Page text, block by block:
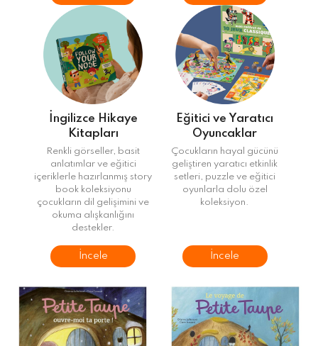
İngilizce Hikaye
Kitapları
Renkli görseller, basit
anlatımlar ve eğitici
içeriklerle hazırlanmış story
book koleksiyonu
çocukların dil gelişimini ve
okuma alışkanlığını
destekler.
İncele
Eğitici ve Yaratıcı
Oyuncaklar
Çocukların hayal gücünü
geliştiren yaratıcı etkinlik
setleri, puzzle ve eğitici
oyunlarla dolu özel
koleksiyon.
İncele